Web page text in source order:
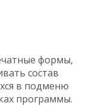
формы,
состав
в подменю
программы.